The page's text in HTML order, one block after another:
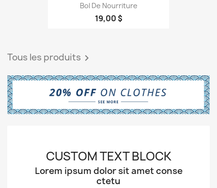
Bol De Nourriture
19,00 $
Tous les produits 
CUSTOM TEXT BLOCK
Lorem ipsum dolor sit amet conse
ctetu